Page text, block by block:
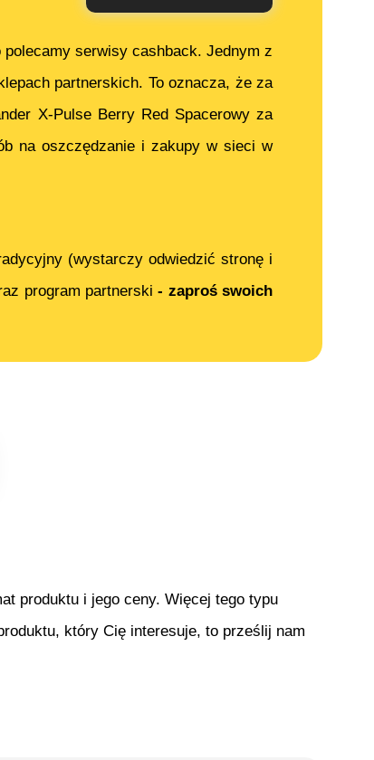
serwisy cashback. Jednym z
partnerskich. To oznacza, że za
X-Pulse Berry Red Spacerowyza
na oszczędzanie i zakupy w sieci w
(wystarczy odwiedzić stronę i
program partnerski- zaproś swoich
produktu i jego ceny. Więcej tego typu
który Cię interesuje, to prześlij nam